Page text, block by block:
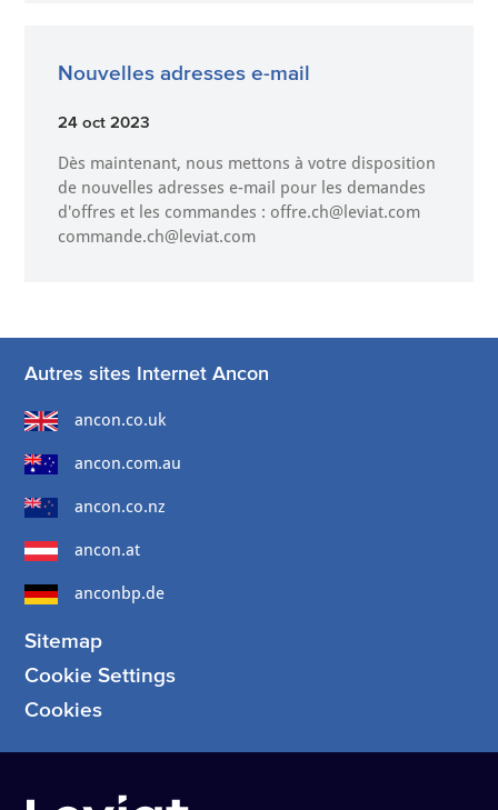
Nouvelles adresses e-mail
24 oct 2023
Dès maintenant, nous mettons à votre disposition
de nouvelles adresses e-mail pour les demandes
d'offres et les commandes : offre.ch@leviat.com
commande.ch@leviat.com
Autres sites Internet Ancon
ancon.co.uk
ancon.com.au
ancon.co.nz
ancon.at
anconbp.de
Sitemap
Cookie Settings
Cookies